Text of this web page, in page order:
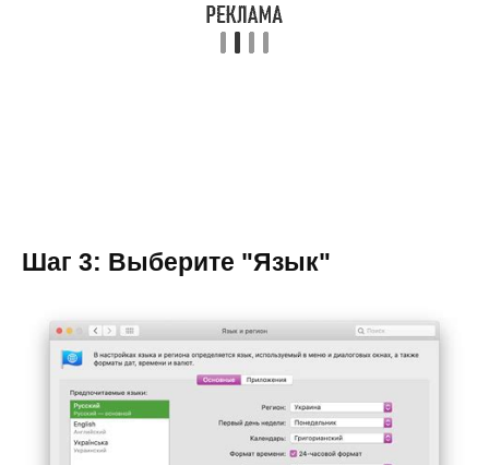
Шаг 3: Выберите "Язык"